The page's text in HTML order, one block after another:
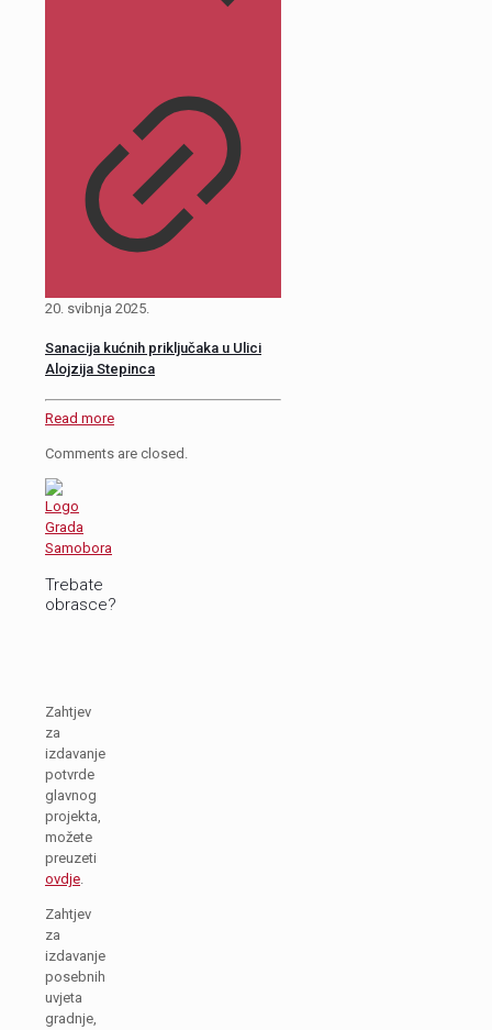
20. svibnja 2025.
Sanacija kućnih priključaka u Ulici
Alojzija Stepinca
Read more
Comments are closed.
Trebate
obrasce?
Zahtjev
za
izdavanje
potvrde
glavnog
projekta,
možete
preuzeti
ovdje.
Zahtjev
za
izdavanje
posebnih
uvjeta
gradnje,